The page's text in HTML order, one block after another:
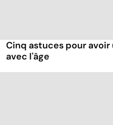
Cinq astuces pour
avec l'âge